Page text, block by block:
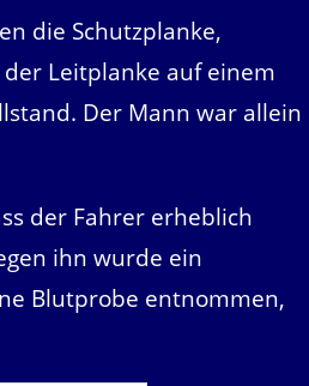
die Schutzplanke,
Leitplanke auf einem
Der Mann war allein
der Fahrer erheblich
ihn wurde ein
Blutprobe entnommen,